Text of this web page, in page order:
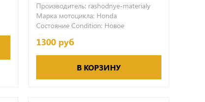
Производитель: rashodnye-materialy
Марка мотоцикла: Honda
Состояние Condition: Новое
1300 руб
В КОРЗИНУ